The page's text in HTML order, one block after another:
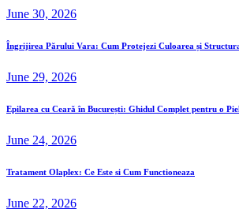
June 30, 2026
Îngrijirea Părului Vara: Cum Protejezi Culoarea și
June 29, 2026
Epilarea cu Ceară în București: Ghidul Complet pentru o
June 24, 2026
Tratament Olaplex: Ce Este si Cum Functioneaza
June 22, 2026